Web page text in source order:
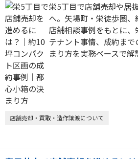
栄5丁目で店舗売却や居
へ。矢場町・栄徒歩圏
店舗相談事例をもとに
テナント事情、成約ま
まり方を実務ベースで解
店舗売却・買取・造作譲渡について